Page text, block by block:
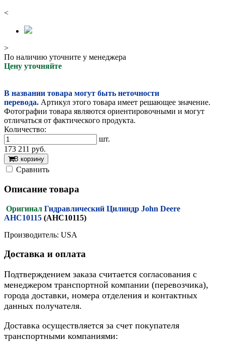
<
>
По наличию уточните у менеджера
Цену уточняйте
В названии товара могут быть неточности
перевода. Артикул этого товара имеет решающее значение.
Фотографии товара являются ориентировочными и могут
отличаться от фактического продукта.
Количество:
шт.
173 211 руб.
В корзину
Cравнить
Описание товара
Оригинал Гидравлический Цилиндр John Deere
AHC10115 (AHC10115)
Производитель: USA
Доставка и оплата
Подтверждением заказа считается согласования с
менеджером транспортной компании (перевозчика),
города доставки, номера отделения и контактных
данных получателя.
Доставка осуществляется за счет покупателя
транспортными компаниями: